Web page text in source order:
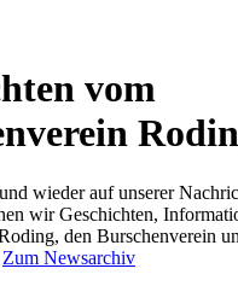
vom
wieder auf unserer
wir Geschichten,
den Burschenverein
Zum Newsarchiv